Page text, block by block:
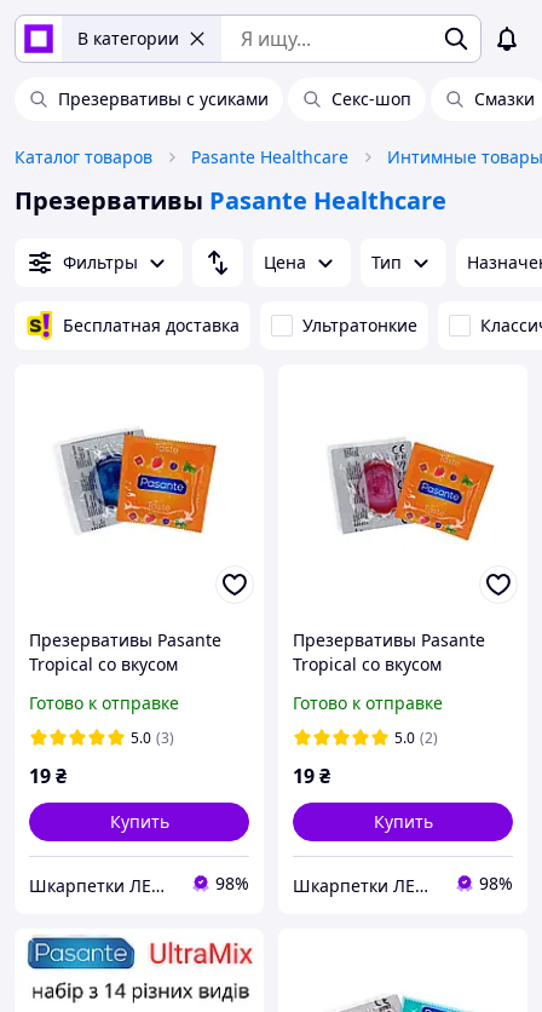
В категории
Презервативы с усиками Секс-шоп Смазки
Каталог товаров Pasante Healthcare Интимные товары
Презервативы Pasante Healthcare
Фильтры Цена Тип
Бесплатная доставка Ультратонкие
Презервативы Pasante
Tropical cо вкусом
Готово к отправке
5.0 (3)
19₴
Купить
Шкарпетки ЛЕО- якісні шкарпетки від Українського виробника 98%
Презервативы Pasante
Tropical cо вкусом
Готово к отправке
5.0 (2)
19₴
Купить
Шкарпетки ЛЕО- якісні шкарпетки від Українського виробника 98%